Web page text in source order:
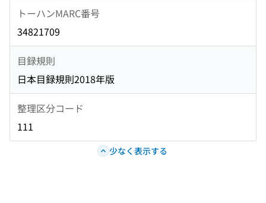
トーハンMARC番号
34821709
目録規則
日本目録規則2018年版
整理区分コード
111
少なく表示する